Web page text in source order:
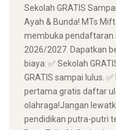
​Sekolah GRATIS
Ayah & Bunda! MTs
membuka pendaftaran
2026/2027. Dapatkan
biaya: ✅ Sekolah
GRATIS sampai lulus.
pertama gratis daftar
olahraga! ​Jangan
pendidikan putra-putri